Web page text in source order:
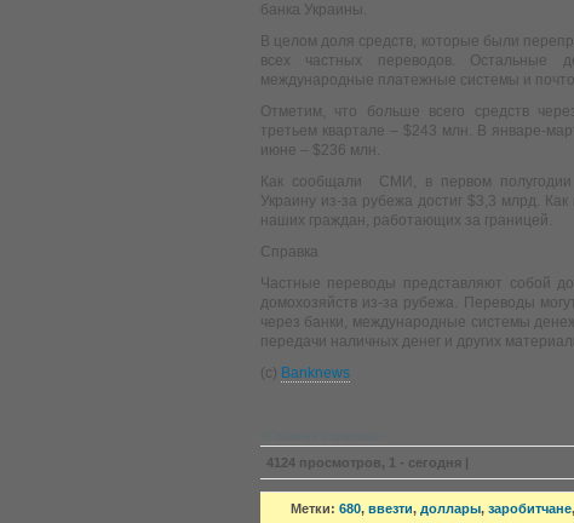
банка Украины.
В целом доля средств, которые были
всех частных переводов. Остальные
международные платежные системы и
Отметим, что больше всего средств
третьем квартале – $243 млн. В январе-
июне – $236 млн.
Как сообщали СМИ, в первом
Украину из-за рубежа достиг $3,3 млрд.
наших граждан, работающих за границей.
Справка
Частные переводы представляют собой
домохозяйств из-за рубежа. Переводы
через банки, международные системы
передачи наличных денег и других
(с) Banknews
4124 просмотров, 1 - сегодня |
Метки: 680, ввезти, доллары, заробитчане,